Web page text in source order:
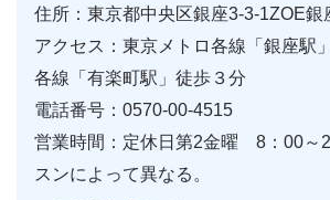
住所：東京都中央区銀座3-3-1ZOE銀
アクセス：東京メトロ各線「銀座駅
各線「有楽町駅」徒歩３分
電話番号：0570-00-4515
営業時間：定休日第2金曜 8：00
スンによって異なる。